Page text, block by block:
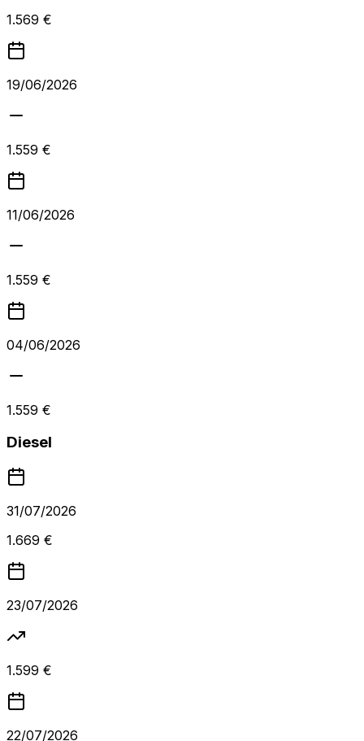
1.569 €
19/06/2026
1.559 €
11/06/2026
1.559 €
04/06/2026
1.559 €
Diesel
31/07/2026
1.669 €
23/07/2026
1.599 €
22/07/2026